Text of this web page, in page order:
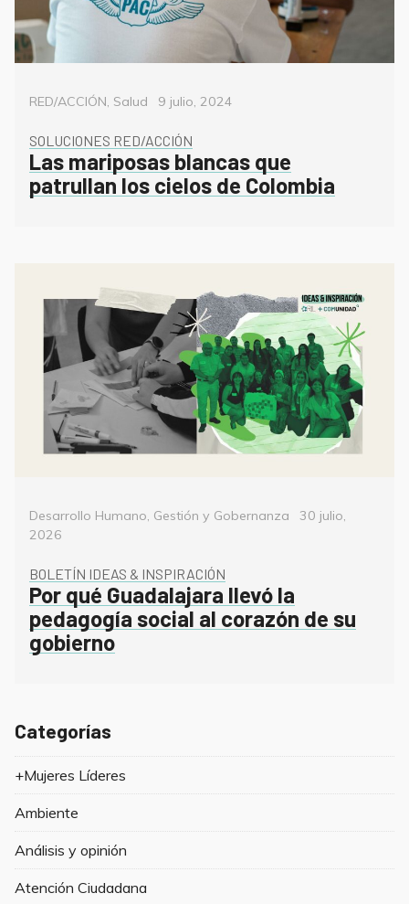
Categorías
RED/ACCIÓN, Salud
Posted
9 julio, 2024
SOLUCIONES RED/ACCIÓN
Las mariposas blancas que
patrullan los cielos de Colombia
Categorías
Desarrollo Humano, Gestión y Gobernanza
Posted
30 julio,
2026
BOLETÍN IDEAS & INSPIRACIÓN
Por qué Guadalajara llevó la
pedagogía social al corazón de su
gobierno
Categorías
+Mujeres Líderes
Ambiente
Análisis y opinión
Atención Ciudadana